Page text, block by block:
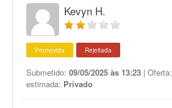
Kevyn H.
Promovida Rejeitada
Submetido: 09/05/2025 às 13:23 | Oferta:
estimada: Privado